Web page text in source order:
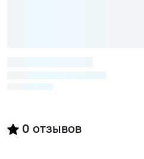
0 отзывов